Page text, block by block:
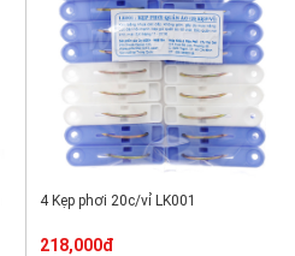
4 Kẹp phơi 20c/vỉ LK001
218,000đ